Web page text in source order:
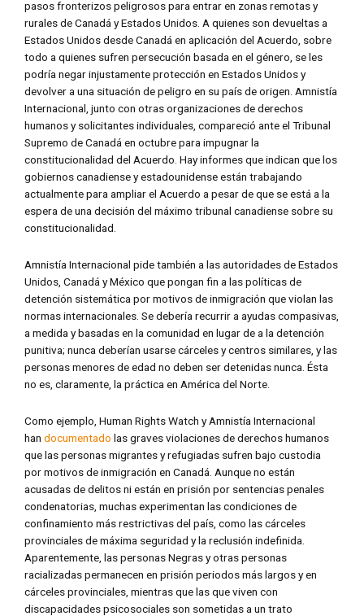
pasos fronterizos peligrosos para entrar en zonas remotas y
rurales de Canadá y Estados Unidos. A quienes son devueltas a
Estados Unidos desde Canadá en aplicación del Acuerdo, sobre
todo a quienes sufren persecución basada en el género, se les
podría negar injustamente protección en Estados Unidos y
devolver a una situación de peligro en su país de origen. Amnistía
Internacional, junto con otras organizaciones de derechos
humanos y solicitantes individuales, compareció ante el Tribunal
Supremo de Canadá en octubre para impugnar la
constitucionalidad del Acuerdo. Hay informes que indican que los
gobiernos canadiense y estadounidense están trabajando
actualmente para ampliar el Acuerdo a pesar de que se está a la
espera de una decisión del máximo tribunal canadiense sobre su
constitucionalidad.
Amnistía Internacional pide también a las autoridades de Estados
Unidos, Canadá y México que pongan fin a las políticas de
detención sistemática por motivos de inmigración que violan las
normas internacionales. Se debería recurrir a ayudas compasivas,
a medida y basadas en la comunidad en lugar de a la detención
punitiva; nunca deberían usarse cárceles y centros similares, y las
personas menores de edad no deben ser detenidas nunca. Ésta
no es, claramente, la práctica en América del Norte.
Como ejemplo, Human Rights Watch y Amnistía Internacional
han documentado las graves violaciones de derechos humanos
que las personas migrantes y refugiadas sufren bajo custodia
por motivos de inmigración en Canadá. Aunque no están
acusadas de delitos ni están en prisión por sentencias penales
condenatorias, muchas experimentan las condiciones de
confinamiento más restrictivas del país, como las cárceles
provinciales de máxima seguridad y la reclusión indefinida.
Aparentemente, las personas Negras y otras personas
racializadas permanecen en prisión periodos más largos y en
cárceles provinciales, mientras que las que viven con
discapacidades psicosociales son sometidas a un trato